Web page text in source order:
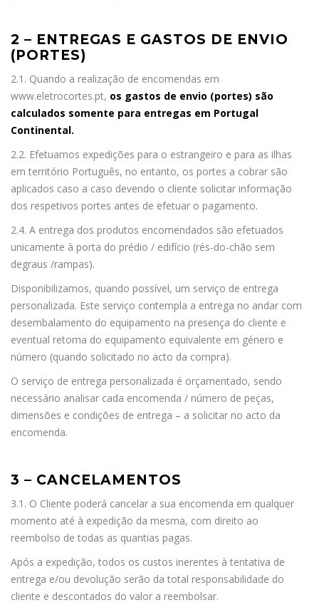
2 – ENTREGAS E GASTOS DE ENVIO
(PORTES)
2.1. Quando a realização de encomendas em
www.eletrocortes.pt, os gastos de envio (portes) são
calculados somente para entregas em Portugal
Continental.
2.2. Efetuamos expedições para o estrangeiro e para as ilhas
em território Português, no entanto, os portes a cobrar são
aplicados caso a caso devendo o cliente solicitar informação
dos respetivos portes antes de efetuar o pagamento.
2.4. A entrega dos produtos encomendados são efetuados
unicamente à porta do prédio / edifício (rés-do-chão sem
degraus /rampas).
Disponibilizamos, quando possível, um serviço de entrega
personalizada. Este serviço contempla a entrega no andar com
desembalamento do equipamento na presença do cliente e
eventual retoma do equipamento equivalente em género e
número (quando solicitado no acto da compra).
O serviço de entrega personalizada é orçamentado, sendo
necessário analisar cada encomenda / número de peças,
dimensões e condições de entrega – a solicitar no acto da
encomenda.
3 – CANCELAMENTOS
3.1. O Cliente poderá cancelar a sua encomenda em qualquer
momento até à expedição da mesma, com direito ao
reembolso de todas as quantias pagas.
Após a expedição, todos os custos inerentes à tentativa de
entrega e/ou devolução serão da total responsabilidade do
cliente e descontados do valor a reembolsar.